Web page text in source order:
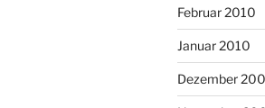
Februar 2010
Januar 2010
Dezember